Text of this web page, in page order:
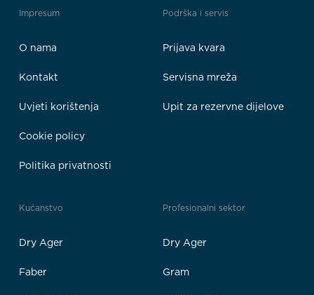
Impresum
O nama
Kontakt
Uvjeti korištenja
Cookie policy
Politika privatnosti
Podrška i servis
Prijava kvara
Servisna mreža
Upit za rezervne dijelove
Kućanstvo
Dry Ager
Faber
Profesionalni sektor
Dry Ager
Gram